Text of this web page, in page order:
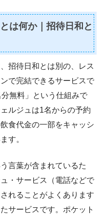
は何か｜招待日和と
招待日和とは別の、レス
で完結できるサービスで
無料」という仕組みで
ルジュは1名からの予約
食代金の一部をキャッシ
す。
言葉が含まれているた
・サービス（電話などで
れることがよくあります
サービスです。ポケット